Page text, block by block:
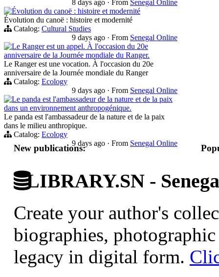
8 days ago · From Senegal Online
Évolution du canoë : histoire et modernité
Évolution du canoë : histoire et modernité
Catalog: Cultural Studies
9 days ago · From Senegal Online
Le Ranger est un appel. À l'occasion du 20e
anniversaire de la Journée mondiale du Ranger.
Le Ranger est une vocation. À l'occasion du 20e
anniversaire de la Journée mondiale du Ranger
Catalog: Ecology
9 days ago · From Senegal Online
Le panda est l'ambassadeur de la nature et de la paix
dans un environnement anthropogénique.
Le panda est l'ambassadeur de la nature et de la paix
dans le milieu anthropique.
Catalog: Ecology
9 days ago · From Senegal Online
New publications:
LIBRARY.SN -
Create your author's
biographies,
legacy in digital form.